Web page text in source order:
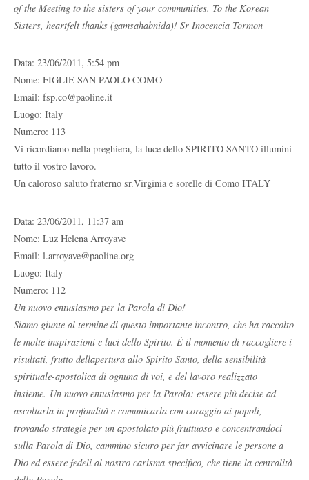
of the Meeting to the sisters of your communities. To the Korean
Sisters, heartfelt thanks (gamsahabnida)! Sr Inocencia Tormon
Data: 23/06/2011, 5:54 pm
Nome: FIGLIE SAN PAOLO COMO
Email: fsp.co@paoline.it
Luogo: Italy
Numero: 113
Vi ricordiamo nella preghiera, la luce dello SPIRITO SANTO illumini
tutto il vostro lavoro.
Un caloroso saluto fraterno sr.Virginia e sorelle di Como ITALY
Data: 23/06/2011, 11:37 am
Nome: Luz Helena Arroyave
Email: l.arroyave@paoline.org
Luogo: Italy
Numero: 112
Un nuovo entusiasmo per la Parola di Dio!
Siamo giunte al termine di questo importante incontro, che ha raccolto
le molte inspirazioni e luci dello Spirito. È il momento di raccogliere i
risultati, frutto dellapertura allo Spirito Santo, della sensibilità
spirituale-apostolica di ognuna di voi, e del lavoro realizzato
insieme. Un nuovo entusiasmo per la Parola: essere più decise ad
ascoltarla in profondità e comunicarla con coraggio ai popoli,
trovando strategie per un apostolato più fruttuoso e concentrandoci
sulla Parola di Dio, cammino sicuro per far avvicinare le persone a
Dio ed essere fedeli al nostro carisma specifico, che tiene la centralità